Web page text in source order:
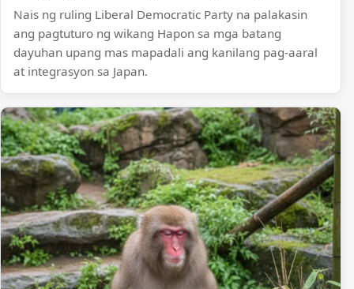
Nais ng ruling Liberal Democratic Party na palakasin
ang pagtuturo ng wikang Hapon sa mga batang
dayuhan upang mas mapadali ang kanilang pag-aaral
at integrasyon sa Japan.